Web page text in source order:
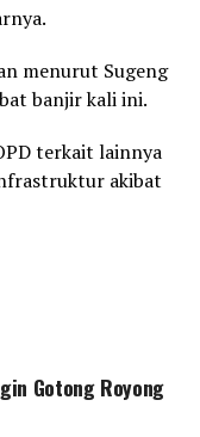
menurut Sugeng
banjir kali ini.
terkait lainnya
akibat
Gotong Royong